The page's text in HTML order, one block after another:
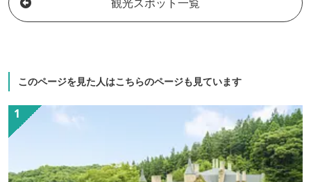
「せせらぎの湯」と豊かな自然の中で思
いきりリラックスしてください！上州和
におきりこみ作り体験などふるさと体験
メニューも豊富にご用意しています。
このページを見た人はこちらのページも見ています